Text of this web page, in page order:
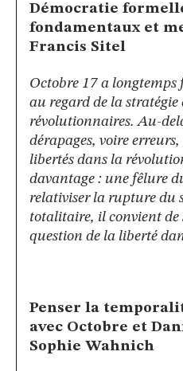
Démocratie
fondamentaux et
Francis Sitel
Octobre 17 a
au regard de la stratégie
révolutionnaires. Au-
dérapages, voire
libertés dans la
davantage : une fêlure
relativiser la rupture du
totalitaire, il convient de
question de la liberté
Penser la
avec Octobre et
Sophie Wahnich